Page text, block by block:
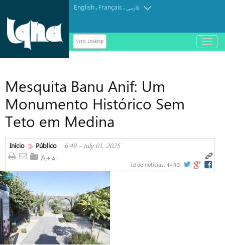
English. Français.فارسی
Versi Desktop
باز
و
Mesquita Banu Anif: Um
Monumento Histórico Sem
Teto em Medina
Início Público 6:49 - July 01, 2025
Id de notícias: 4430